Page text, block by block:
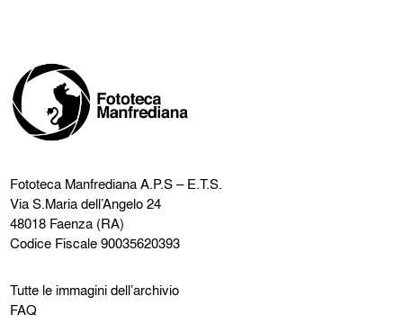
Fototeca ManfredianaA.P.S – E.T.S.
Via S.Maria dell’Angelo 24
48018 Faenza (RA)
Codice Fiscale 90035620393
Tutte le immagini dell’archivio
FAQ